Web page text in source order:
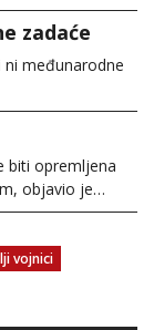
zadaće
ni međunarodne
biti opremljena
objavio je…
vojnici